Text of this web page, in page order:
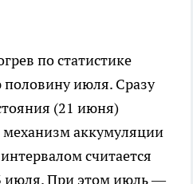
по статистике
половину июля. Сразу
(21 июня)
механизм аккумуляции
считается
июля. При этом июль —